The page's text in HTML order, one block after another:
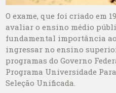
O exame, que foi criado em
avaliar o ensino médio
fundamental importância
ingressar no ensino
programas do Governo
Programa Universidade
Seleção Unificada.